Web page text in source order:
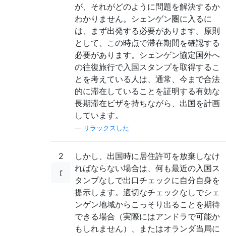
が、それがどのように問題を解決するか
わかりません。シェンゲン圏に入るに
は、まず出発する必要があります。原則
として、この時点で滞在期間を確認する
必要があります。シェンゲン協定国外へ
の往復旅行で入国スタンプを取得するこ
とを考えている人は、通常、今まで合法
的に滞在していることを証明する有効な
長期滞在ビザを持ちながら、出国を計画
しています。
リラックスした
2
しかし、出国時に居住許可を放棄しなけ
ればならない場合は、何も最近の入国ス
タンプなしで出口チェックに自分自身を
提示します。適切なチェックなしでシェ
ンゲン地域からこっそり出ることを期待
できる場合（実際にはアンドラで可能か
もしれません）、またはオランダ当局に